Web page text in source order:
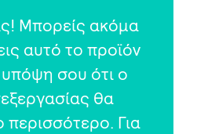
Μπορείς ακόμα
αυτό το προϊόν
σου ότι ο
θα
περισσότερο. Για